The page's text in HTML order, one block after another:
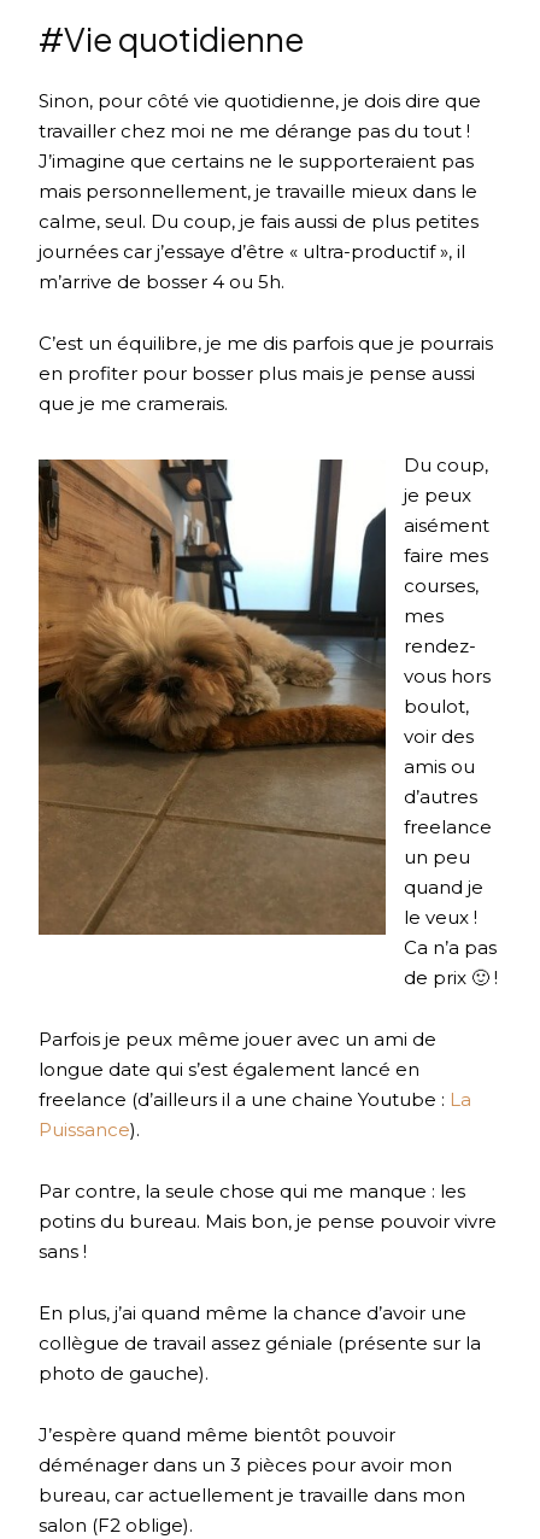
#Vie quotidienne
Sinon, pour côté vie quotidienne, je dois dire que
travailler chez moi ne me dérange pas du tout !
J’imagine que certains ne le supporteraient pas
mais personnellement, je travaille mieux dans le
calme, seul. Du coup, je fais aussi de plus petites
journées car j’essaye d’être « ultra-productif », il
m’arrive de bosser 4 ou 5h.
C’est un équilibre, je me dis parfois que je pourrais
en profiter pour bosser plus mais je pense aussi
que je me cramerais.
Du coup,
je peux
aisément
faire mes
courses,
mes
rendez-
vous hors
boulot,
voir des
amis ou
d’autres
freelance
un peu
quand je
le veux !
Ca n’a pas
de prix 🙂 !
Parfois je peux même jouer avec un ami de
longue date qui s’est également lancé en
freelance (d’ailleurs il a une chaine Youtube : La
Puissance).
Par contre, la seule chose qui me manque : les
potins du bureau. Mais bon, je pense pouvoir vivre
sans !
En plus, j’ai quand même la chance d’avoir une
collègue de travail assez géniale (présente sur la
photo de gauche).
J’espère quand même bientôt pouvoir
déménager dans un 3 pièces pour avoir mon
bureau, car actuellement je travaille dans mon
salon (F2 oblige).